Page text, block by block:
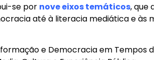
se por nove eixos temáticos, que
até à literacia mediática e às
e Democracia em Tempos